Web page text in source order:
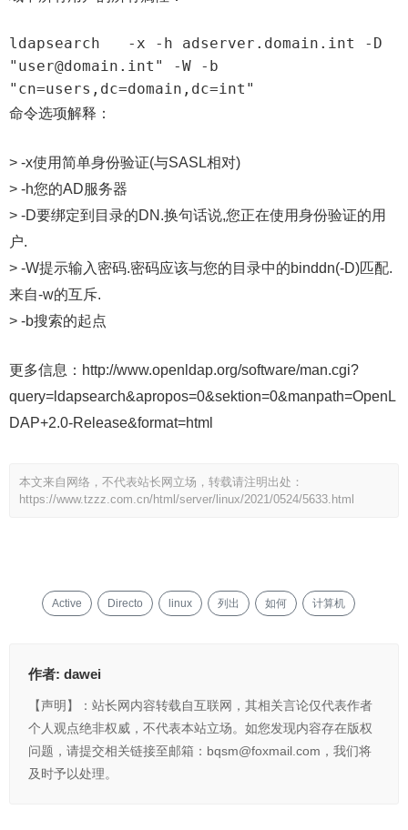
ldapsearch   -x -h adserver.domain.int -D
"user@domain.int" -W -b
"cn=users,dc=domain,dc=int"
命令选项解释：
> -x使用简单身份验证(与SASL相对)
> -h您的AD服务器
> -D要绑定到目录的DN.换句话说,您正在使用身份验证的用
户.
> -W提示输入密码.密码应该与您的目录中的binddn(-D)匹配.
来自-w的互斥.
> -b搜索的起点
更多信息：http://www.openldap.org/software/man.cgi?
query=ldapsearch&apropos=0&sektion=0&manpath=OpenL
DAP+2.0-Release&format=html
本文来自网络，不代表站长网立场，转载请注明出处：
https://www.tzzz.com.cn/html/server/linux/2021/0524/5633.html
Active Directo linux 列出 如何 计算机
作者: dawei
【声明】：站长网内容转载自互联网，其相关言论仅代表作者
个人观点绝非权威，不代表本站立场。如您发现内容存在版权
问题，请提交相关链接至邮箱：bqsm@foxmail.com，我们将
及时予以处理。